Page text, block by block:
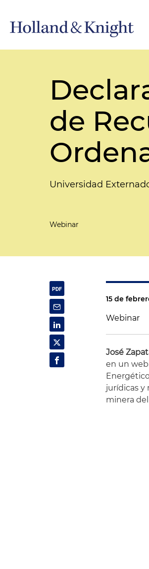
de
Universidad
Webinar
15 de
Webinar
José
en un
jurídicas y
minera